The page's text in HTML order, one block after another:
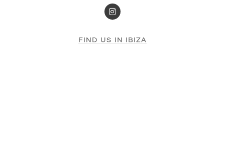
FIND US IN IBIZA